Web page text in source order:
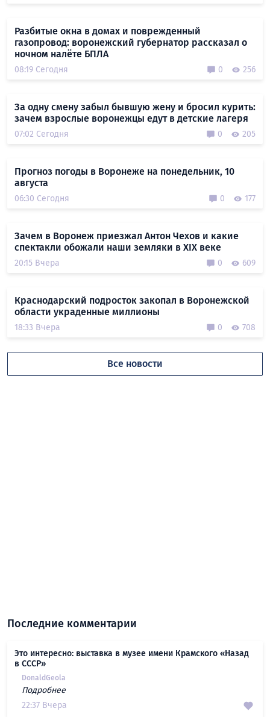
Разбитые окна в домах и поврежденный
газопровод: воронежский губернатор рассказал о
ночном налёте БПЛА
08:19 Сегодня 0 256
За одну смену забыл бывшую жену и бросил курить:
зачем взрослые воронежцы едут в детские лагеря
07:02 Сегодня 0 205
Прогноз погоды в Воронеже на понедельник, 10
августа
06:30 Сегодня 0 177
Зачем в Воронеж приезжал Антон Чехов и какие
спектакли обожали наши земляки в XIX веке
20:15 Вчера 0 609
Краснодарский подросток закопал в Воронежской
области украденные миллионы
18:33 Вчера 0 708
Все новости
Последние комментарии
Это интересно: выставка в музее имени Крамского «Назад
в СССР»
DonaldGeola
Подробнее
22:37 Вчера